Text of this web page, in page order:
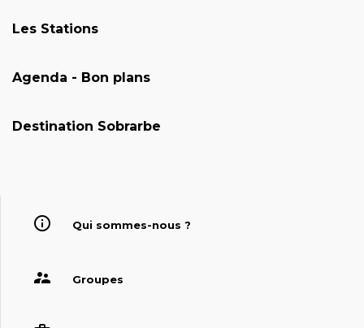
Les Stations
Agenda - Bon plans
Destination Sobrarbe
Qui sommes-nous ?
Groupes